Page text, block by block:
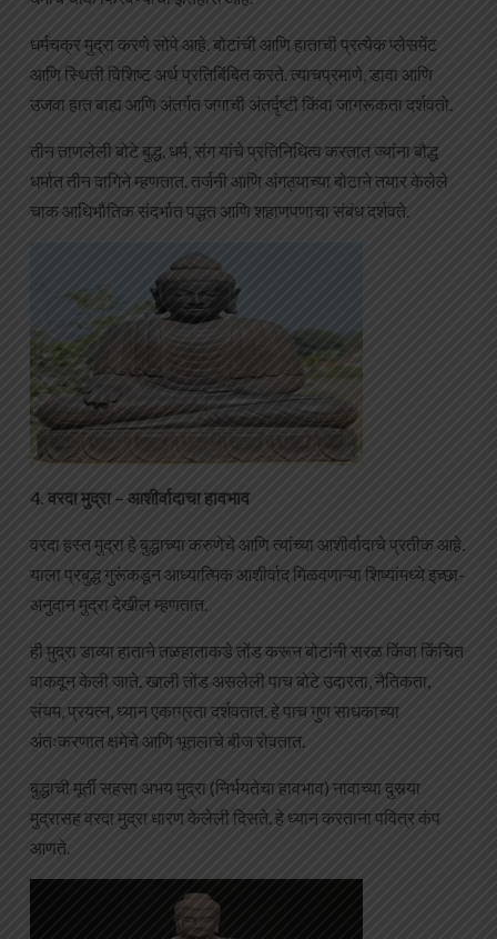
धर्मचक्र मुद्रा करणे सोपे आहे. बोटांची आणि हाताची प्रत्येक प्लेसमेंट
आणि स्थिती विशिष्ट अर्थ प्रतिबिंबित करते. त्याचप्रमाणे, डावा आणि
उजवा हात बाह्य आणि अंतर्गत जगाची अंतर्दृष्टी किंवा जागरूकता दर्शवतो.
तीन ताणलेली बोटे बुद्ध, धर्म, संग यांचे प्रतिनिधित्व करतात ज्यांना बौद्ध
धर्मात तीन दागिने म्हणतात. तर्जनी आणि अंगठ्याच्या बोटाने तयार केलेले
चाक आधिभौतिक संदर्भात पद्धत आणि शहाणपणाचा संबंध दर्शवते.
4. वरदा मुद्रा – आशीर्वादाचा हावभाव
वरदा हस्त मुद्रा हे बुद्धाच्या करुणेचे आणि त्यांच्या आशीर्वादाचे प्रतीक आहे.
याला प्रबुद्ध गुरूंकडून आध्यात्मिक आशीर्वाद मिळवणाऱ्या शिष्यांमध्ये इच्छा-
अनुदान मुद्रा देखील म्हणतात.
ही मुद्रा डाव्या हाताने तळहाताकडे तोंड करून बोटांनी सरळ किंवा किंचित
वाकवून केली जाते. खाली तोंड असलेली पाच बोटे उदारता, नैतिकता,
संयम, प्रयत्न, ध्यान एकाग्रता दर्शवतात. हे पाच गुण साधकाच्या
अंतःकरणात क्षमेचे आणि भूतलाचे बीज रोवतात.
बुद्धाची मूर्ती सहसा अभय मुद्रा (निर्भयतेचा हावभाव) नावाच्या दुसर्‍या
मुद्रासह वरदा मुद्रा धारण केलेली दिसते. हे ध्यान करताना पवित्र कंप
आणते.